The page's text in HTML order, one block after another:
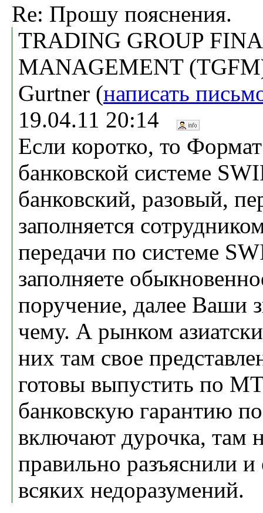
Re: Прошу пояснения.
TRADING GROUP
MANAGEMENT
Gurtner (написать
19.04.11 20:14
Если коротко, то
банковской системе
банковский, разовый,
заполняется
передачи по системе
заполняете
поручение, далее Ваши
чему. А рынком
них там свое
готовы выпустить по
банковскую гарантию
включают дурочка, там
правильно разъяснили
всяких недоразумений.